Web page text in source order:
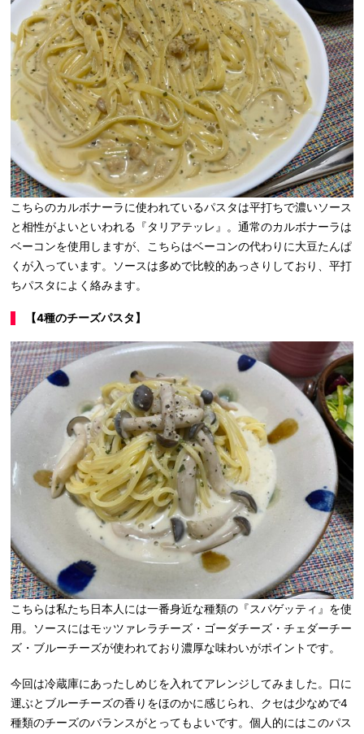
こちらのカルボナーラに使われているパスタは平打ちで濃いソース
と相性がよいといわれる『タリアテッレ』。通常のカルボナーラは
ベーコンを使用しますが、こちらはベーコンの代わりに大豆たんぱ
くが入っています。ソースは多めで比較的あっさりしており、平打
ちパスタによく絡みます。
【4種のチーズパスタ】
こちらは私たち日本人には一番身近な種類の『スパゲッティ』を使
用。ソースにはモッツァレラチーズ・ゴーダチーズ・チェダーチー
ズ・ブルーチーズが使われており濃厚な味わいがポイントです。
今回は冷蔵庫にあったしめじを入れてアレンジしてみました。口に
運ぶとブルーチーズの香りをほのかに感じられ、クセは少なめで4
種類のチーズのバランスがとってもよいです。個人的にはこのパス